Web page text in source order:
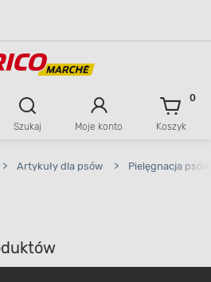
Szukaj Moje konto Koszyk
0
> Artykuły dla psów > Pielęgnacja psów